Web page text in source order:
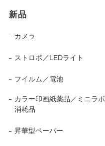
新品
カメラ
ストロボ／LEDライト
フイルム／電池
カラー印画紙薬品／ミニラボ
消耗品
昇華型ペーパー